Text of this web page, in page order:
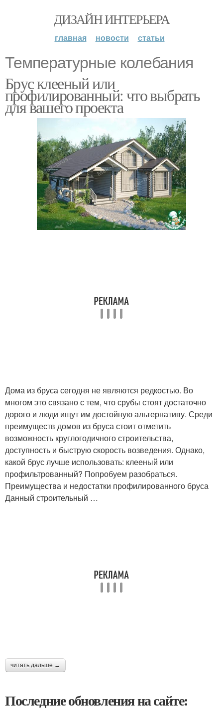
ДИЗАЙН ИНТЕРЬЕРА
главная новости статьи
Температурные колебания
Брус клееный или
профилированный: что выбрать
для вашего проекта
Дома из бруса сегодня не являются редкостью. Во
многом это связано с тем, что срубы стоят достаточно
дорого и люди ищут им достойную альтернативу. Среди
преимуществ домов из бруса стоит отметить
возможность круглогодичного строительства,
доступность и быструю скорость возведения. Однако,
какой брус лучше использовать: клееный или
профильтрованный? Попробуем разобраться.
Преимущества и недостатки профилированного бруса
Данный строительный …
читать дальше →
Последние обновления на сайте: